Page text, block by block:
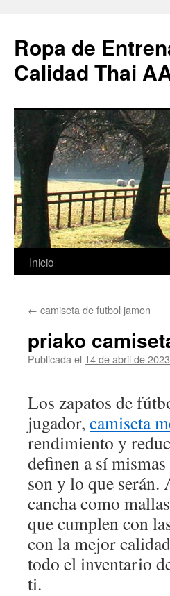
Ropa de
Calidad Thai
Saltar
contenido
Inicio
← camiseta de futbol jamon
priako
Publicada el 14 de abril de 2023
Los zapatos de
jugador, camiseta
rendimiento y
definen a sí
son y lo que
cancha como
que cumplen con
con la mejor
todo el inventario
ti.